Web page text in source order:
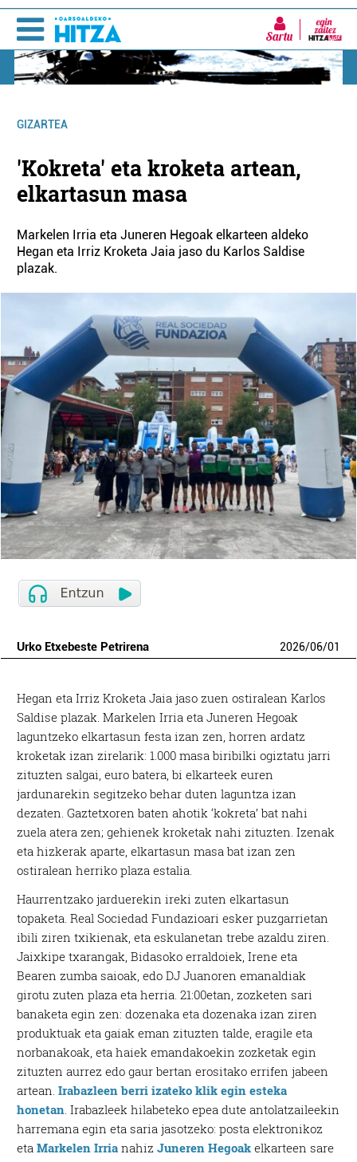
Sartu
GIZARTEA
'Kokreta' eta kroketa artean,
elkartasun masa
Markelen Irria eta Juneren Hegoak elkarteen aldeko
Hegan eta Irriz Kroketa Jaia jaso du Karlos Saldise
plazak.
Urko Etxebeste Petrirena 2026/06/01
Hegan eta Irriz Kroketa Jaia jaso zuen ostiralean Karlos
Saldise plazak. Markelen Irria eta Juneren Hegoak
laguntzeko elkartasun festa izan zen, horren ardatz
kroketak izan zirelarik: 1.000 masa biribilki ogiztatu jarri
zituzten salgai, euro batera, bi elkarteek euren
jardunarekin segitzeko behar duten laguntza izan
dezaten. Gaztetxoren baten ahotik ‘kokreta’ bat nahi
zuela atera zen; gehienek kroketak nahi zituzten. Izenak
eta hizkerak aparte, elkartasun masa bat izan zen
ostiralean herriko plaza estalia.
Haurrentzako jarduerekin ireki zuten elkartasun
topaketa. Real Sociedad Fundazioari esker puzgarrietan
ibili ziren txikienak, eta eskulanetan trebe azaldu ziren.
Jaixkipe txarangak, Bidasoko erraldoiek, Irene eta
Bearen zumba saioak, edo DJ Juanoren emanaldiak
girotu zuten plaza eta herria. 21:00etan, zozketen sari
banaketa egin zen: dozenaka eta dozenaka izan ziren
produktuak eta gaiak eman zituzten talde, eragile eta
norbanakoak, eta haiek emandakoekin zozketak egin
zituzten aurrez edo gaur bertan erositako errifen jabeen
artean.Irabazleen berri izateko klik egin esteka
honetan . Irabazleek hilabeteko epea dute antolatzaileekin
harremana egin eta saria jasotzeko: posta elektronikoz
etaMarkelen Irria nahizJuneren Hegoak elkarteen sare